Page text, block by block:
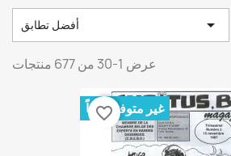
أفضل تطابق 
عرض 1-30 من 677 منتجات
غير متوفر حالياً
favorite_border